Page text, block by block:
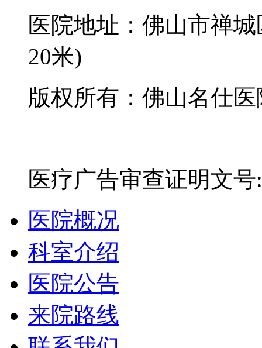
医院地址：佛山市禅
20米)
版权所有：佛山名仕
医疗广告审查证明文
医院概况
科室介绍
医院公告
来院路线